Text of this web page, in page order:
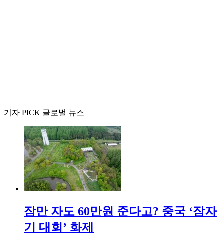
기자 PICK 글로벌 뉴스
잠만 자도 60만원 준다고? 중국 ‘잠자
기 대회’ 화제